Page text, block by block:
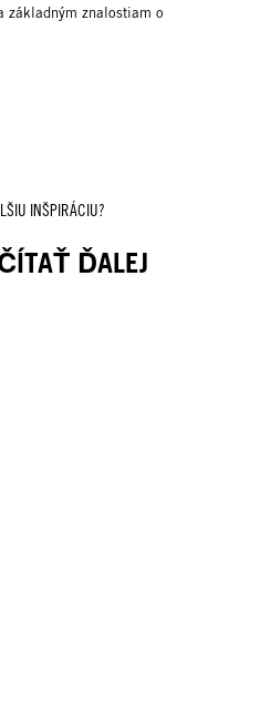
základným znalostiam o
INŠPIRÁCIU?
ĎALEJ